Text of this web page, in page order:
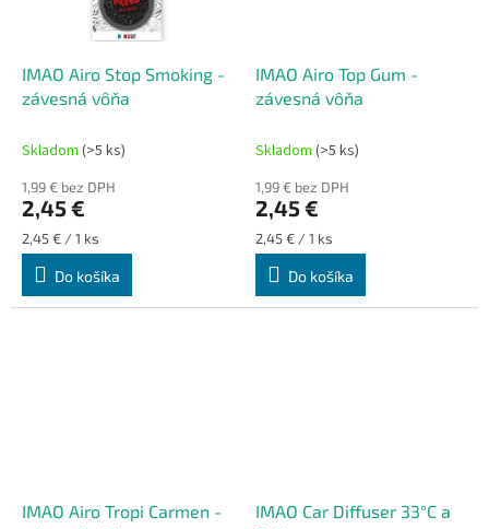
IMAO Airo Stop Smoking -
závesná vôňa
Skladom (>5 ks)
1,99 € bez DPH
2,45 €
Jednotková
cena:
2,45 € / 1 ks
Do košíka
IMAO Airo Top Gum -
závesná vôňa
Skladom (>5 ks)
1,99 € bez DPH
2,45 €
Jednotková
cena:
2,45 € / 1 ks
Do košíka
IMAO Airo Tropi Carmen -
IMAO Car Diffuser 33°C a